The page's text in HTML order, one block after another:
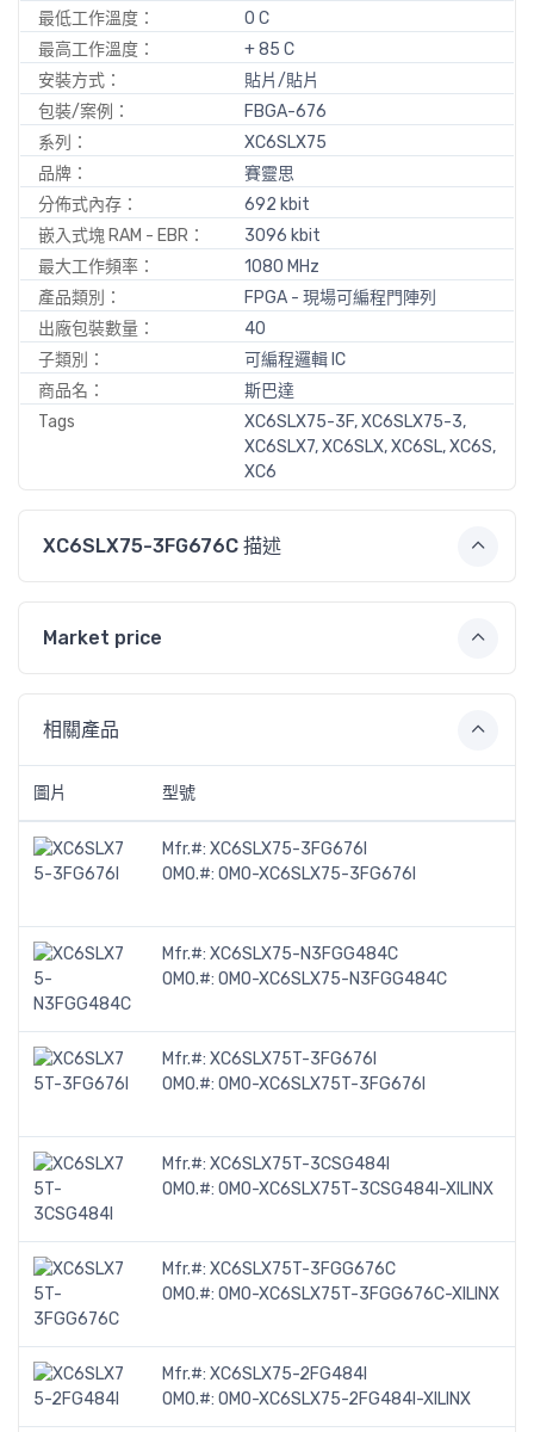
最低工作溫度：
0 C
最高工作溫度：
+ 85 C
安裝方式：
貼片/貼片
包裝/案例：
FBGA-676
系列：
XC6SLX75
品牌：
賽靈思
分佈式內存：
692 kbit
嵌入式塊 RAM - EBR：
3096 kbit
最大工作頻率：
1080 MHz
產品類別：
FPGA - 現場可編程門陣列
出廠包裝數量：
40
子類別：
可編程邏輯 IC
商品名：
斯巴達
Tags
XC6SLX75-3F, XC6SLX75-3,
XC6SLX7, XC6SLX, XC6SL, XC6S,
XC6
XC6SLX75-3FG676C 描述
Market price
相關產品
圖片 型號
Mfr.#: XC6SLX75-3FG676I
OMO.#: OMO-XC6SLX75-3FG676I
Mfr.#: XC6SLX75-N3FGG484C
OMO.#: OMO-XC6SLX75-N3FGG484C
Mfr.#: XC6SLX75T-3FG676I
OMO.#: OMO-XC6SLX75T-3FG676I
Mfr.#: XC6SLX75T-3CSG484I
OMO.#: OMO-XC6SLX75T-3CSG484I-XILINX
Mfr.#: XC6SLX75T-3FGG676C
OMO.#: OMO-XC6SLX75T-3FGG676C-XILINX
Mfr.#: XC6SLX75-2FG484I
OMO.#: OMO-XC6SLX75-2FG484I-XILINX